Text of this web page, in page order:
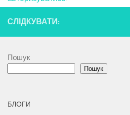
СЛІДКУВАТИ:
Пошук
Пошук
БЛОГИ